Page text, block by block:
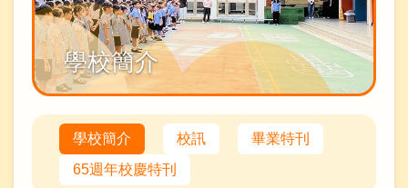
學校簡介
學校簡介 校訊
畢業特刊
65週年校慶特刊